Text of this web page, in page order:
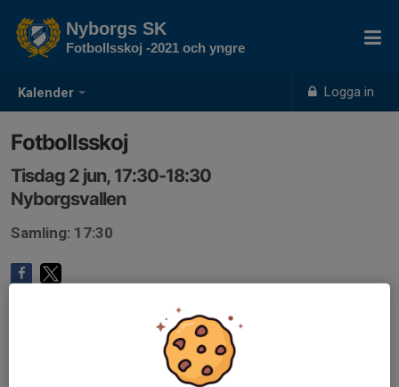
Kalender Logga in
Nyborgs SK
Fotbollsskoj -2021 och yngre
Fotbollsskoj
Tisdag 2 jun, 17:30-18:30
Nyborgsvallen
Samling: 17:30